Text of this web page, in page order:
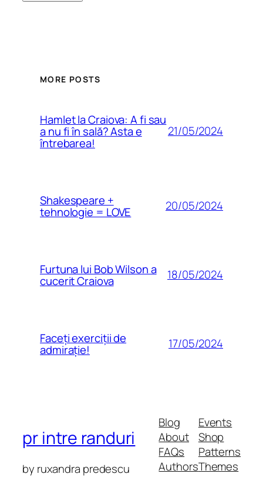
MORE POSTS
Hamlet la Craiova: A fi sau
a nu fi în sală? Asta e
întrebarea!
21/05/2024
Shakespeare +
tehnologie = LOVE 20/05/2024
Furtuna lui Bob Wilson a
cucerit Craiova 18/05/2024
Faceți exerciții de
admirație! 17/05/2024
pr intre randuri
by ruxandra predescu
Blog
About
FAQs
Authors
Events
Shop
Patterns
Themes